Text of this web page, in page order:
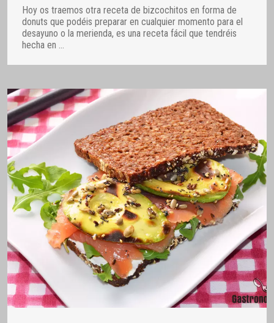
Hoy os traemos otra receta de bizcochitos en forma de
donuts que podéis preparar en cualquier momento para el
desayuno o la merienda, es una receta fácil que tendréis
hecha en